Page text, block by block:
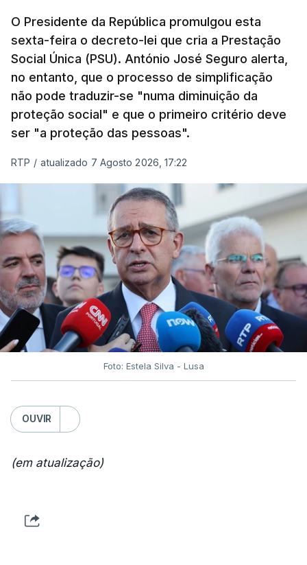
O Presidente da República promulgou esta
sexta-feira o decreto-lei que cria a Prestação
Social Única (PSU). António José Seguro alerta,
no entanto, que o processo de simplificação
não pode traduzir-se "numa diminuição da
proteção social" e que o primeiro critério deve
ser "a proteção das pessoas".
RTP / atualizado 7 Agosto 2026, 17:22
Foto: Estela Silva - Lusa
OUVIR
(em atualização)